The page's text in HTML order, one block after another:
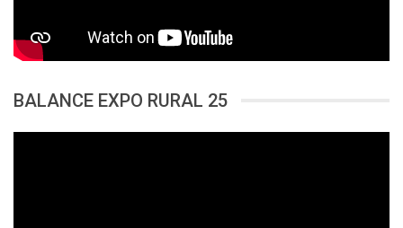
BALANCE EXPO RURAL 25